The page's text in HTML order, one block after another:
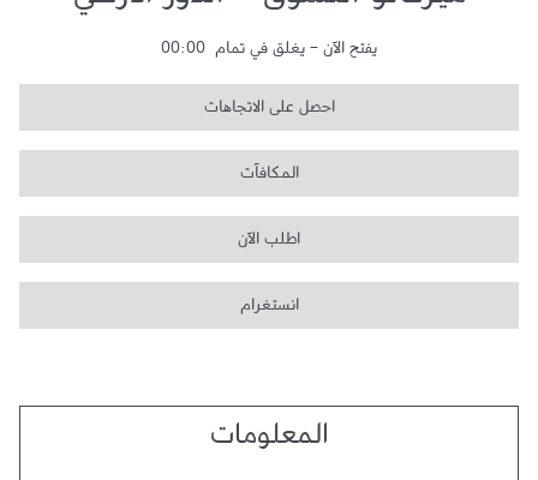
يفتح الآن - يغلق في تمام 00:00
احصل على الاتجاهات
المكافآت
اطلب الآن
انستغرام
المعلومات